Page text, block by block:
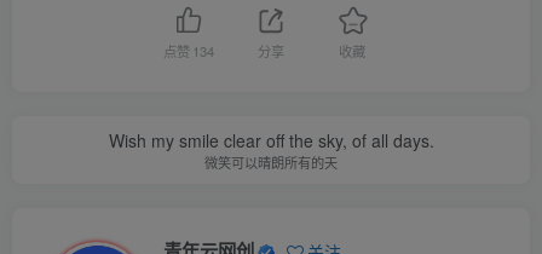
点赞 134 分享 收藏
Wish my smile clear off the sky, of all days.
微笑可以晴朗所有的天